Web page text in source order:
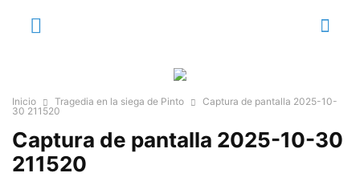
Inicio Tragedia en la siega de Pinto
Captura de pantalla 2025-10-
30 211520
Captura de pantalla 2025-10-30
211520